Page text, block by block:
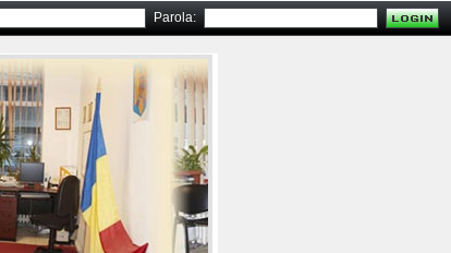
Parola: